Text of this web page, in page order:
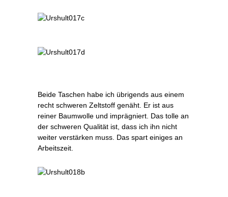
Beide Taschen habe ich übrigends aus einem
recht schweren Zeltstoff genäht. Er ist aus
reiner Baumwolle und imprägniert. Das tolle an
der schweren Qualität ist, dass ich ihn nicht
weiter verstärken muss. Das spart einiges an
Arbeitszeit.